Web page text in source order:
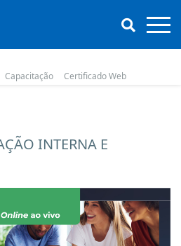
Capacitação Certificado Web
INTERNA E